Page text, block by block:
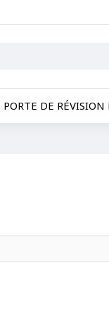
PORTE DE RÉVISION